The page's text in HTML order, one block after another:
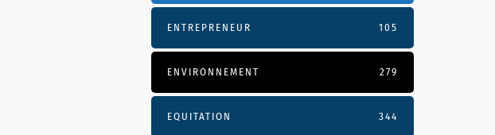
ENTREPRENEUR 105
ENVIRONNEMENT 279
EQUITATION 344